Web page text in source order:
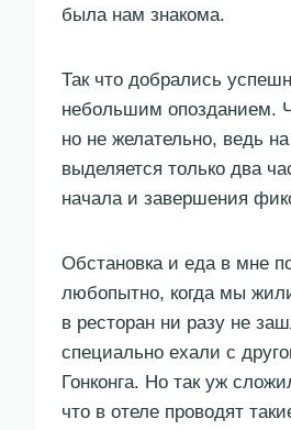
была нам знакома.
Так что добрались
небольшим опозданием.
но не желательно, ведь
выделяется только два
начала и завершения
Обстановка и еда в мне
любопытно, когда мы
в ресторан ни разу не
специально ехали с
Гонконга. Но так уж
что в отеле проводят